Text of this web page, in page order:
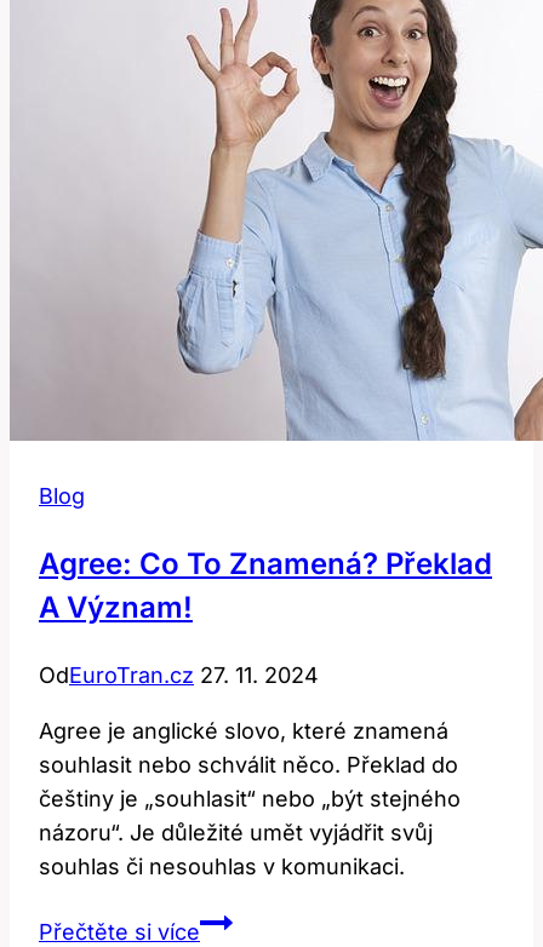
Znamená
a
Jak
Ho
Používat?
Blog
Agree: Co To Znamená? Překlad
A Význam!
OdEuroTran.cz 27. 11. 2024
Agree je anglické slovo, které znamená
souhlasit nebo schválit něco. Překlad do
češtiny je „souhlasit“ nebo „být stejného
názoru“. Je důležité umět vyjádřit svůj
souhlas či nesouhlas v komunikaci.
Přečtěte si víceAgree: